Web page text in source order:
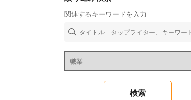
関連するキーワードを入力